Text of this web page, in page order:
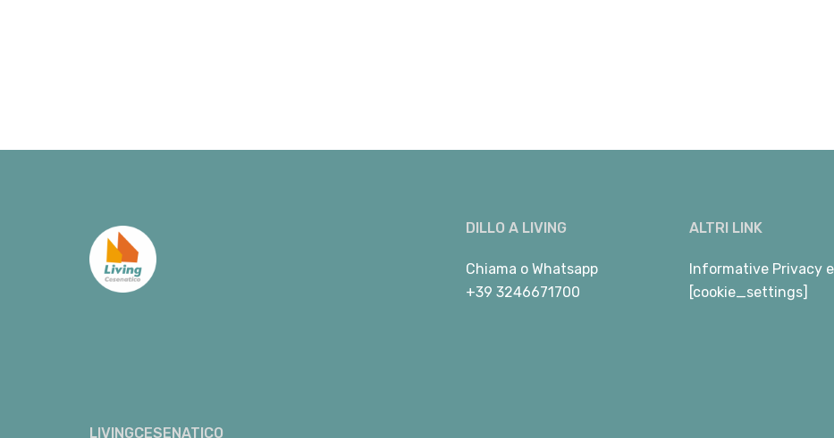
LIVINGCESENATICO
DILLO A LIVING
Chiama o Whatsapp
+39 3246671700
ALTRI LINK
Informative Privacy
[cookie_settings]